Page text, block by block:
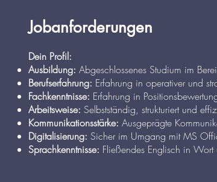
Jobanforderungen
Dein Profil:
Ausbildung: Abgeschlossenes Studium im
Berufserfahrung: Erfahrung in operativer und
Fachkenntnisse: Erfahrung in
Arbeitsweise: Selbstständig, strukturiert und
Kommunikationsstärke: Ausgeprägte
Digitalisierung: Sicher im Umgang mit MS
Sprachkenntnisse: Fließendes Englisch in Wort